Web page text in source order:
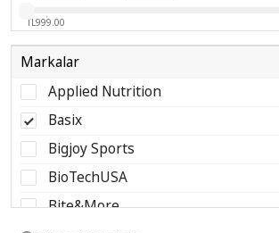
TL999.00
Markalar
Applied Nutrition
Basix
Bigjoy Sports
BioTechUSA
Bite&More